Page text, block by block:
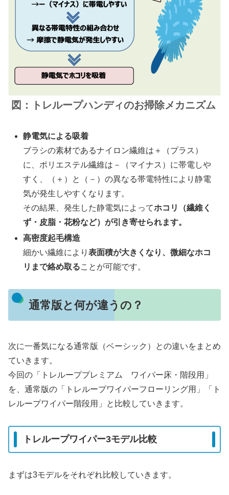
図：トレループハンディのお掃除メカニズム
静電気による吸着
ブラシの素材であるナイロン繊維は＋（プラス）
に、ポリエステル繊維は－（マイナス）に帯電しや
すく、（＋）と（－）の異なる帯電特性により静電
気が発生しやすくなります。
その結果、発生した静電気によってホコリ（繊維く
ず・皮脂・花粉など）が引き寄せられます。
高密度起毛構造
細かい繊維により表面積が大きくなり、微細なホコ
リまで絡め取ることが可能です。
通常版と何が違うの？
次に一番気になる通常版（ベーシック）との違いをまとめ
ていきます。
今回の「トレループプレミアム ワイパー床・階段用」
を、通常版の「トレループワイパーフローリング用」「ト
レループワイパー階段用」と比較していきます。
トレループワイパー3モデル比較
まずは3モデルをそれぞれ比較していきます。